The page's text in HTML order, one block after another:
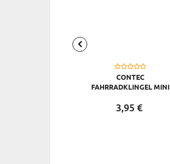
CONTEC
FAHRRADKLINGEL MINI
3,95 €